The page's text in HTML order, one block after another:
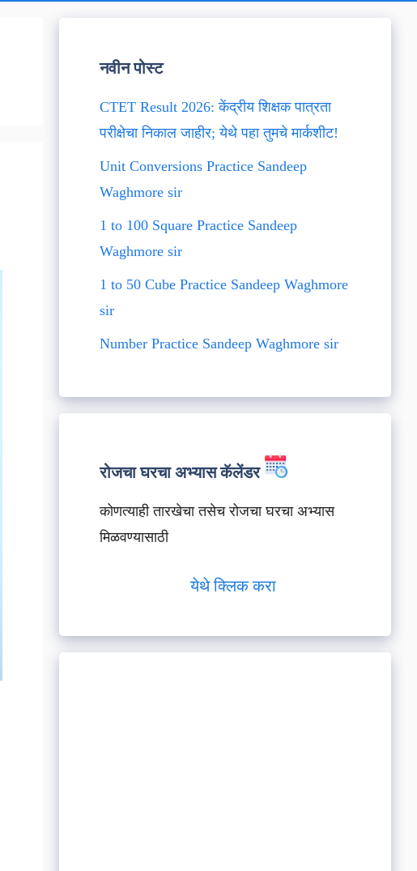
नवीन पोस्ट
CTET Result 2026: केंद्रीय शिक्षक पात्रता
परीक्षेचा निकाल जाहीर; येथे पहा तुमचे मार्कशीट!
Unit Conversions Practice Sandeep
Waghmore sir
1 to 100 Square Practice Sandeep
Waghmore sir
1 to 50 Cube Practice Sandeep Waghmore
sir
Number Practice Sandeep Waghmore sir
रोजचा घरचा अभ्यास कॅलेंडर
कोणत्याही तारखेचा तसेच रोजचा घरचा अभ्यास
मिळवण्यासाठी
येथे क्लिक करा